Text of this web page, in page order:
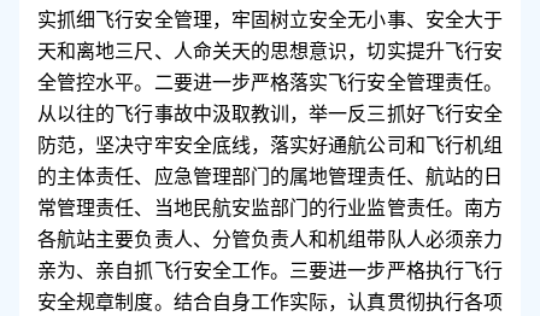
实抓细飞行安全管理，牢固树立安全无小事、安全大于
天和离地三尺、人命关天的思想意识，切实提升飞行安
全管控水平。二要进一步严格落实飞行安全管理责任。
从以往的飞行事故中汲取教训，举一反三抓好飞行安全
防范，坚决守牢安全底线，落实好通航公司和飞行机组
的主体责任、应急管理部门的属地管理责任、航站的日
常管理责任、当地民航安监部门的行业监管责任。南方
各航站主要负责人、分管负责人和机组带队人必须亲力
亲为、亲自抓飞行安全工作。三要进一步严格执行飞行
安全规章制度。结合自身工作实际，认真贯彻执行各项